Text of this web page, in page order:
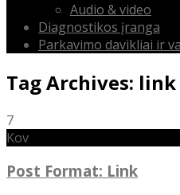
Audio & video
Diagnostikos įranga
Parkavimo davikliai ir
Tag Archives: link
7
Kov
Post Format: Link